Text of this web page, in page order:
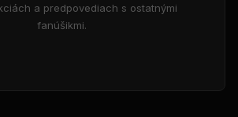
a predpovediach s ostatnými
fanúšikmi.